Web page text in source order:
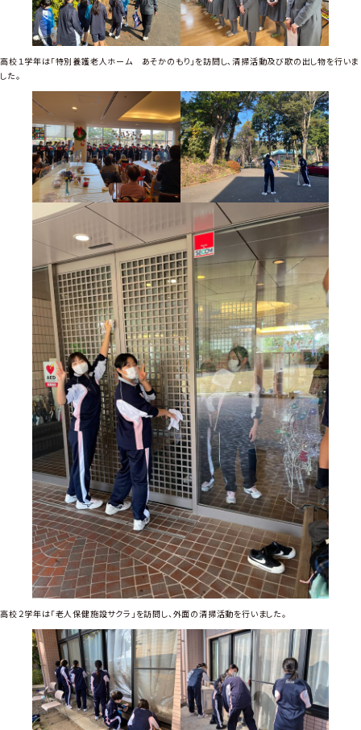
勝
！
高校１学年は「特別養護老人ホーム あそかのもり」を訪問し、清掃活動及び歌の出し物を行いま
した。
高校２学年は「老人保健施設サクラ」を訪問し、外面の清掃活動を行いました。